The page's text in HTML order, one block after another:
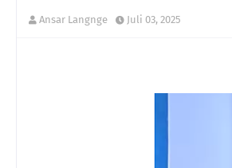
Ansar Langnge Juli 03, 2025